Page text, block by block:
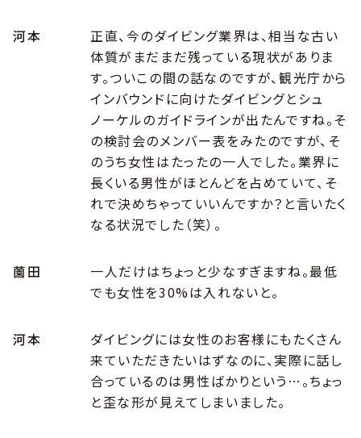
河本
正直、今のダイビング業界は、相当な古い
体質がまだまだ残っている現状がありま
す。ついこの間の話なのですが、観光庁から
インバウンドに向けたダイビングとシュ
ノーケルのガイドラインが出たんですね。そ
の検討会のメンバー表をみたのですが、そ
のうち女性はたったの一人でした。業界に
長くいる男性がほとんどを占めていて、そ
れで決めちゃっていいんですか？と言いたく
なる状況でした（笑）。
薗田
一人だけはちょっと少なすぎますね。最低
でも女性を30%は入れないと。
河本
ダイビングには女性のお客様にもたくさん
来ていただきたいはずなのに、実際に話し
合っているのは男性ばかりという…。ちょっ
と歪な形が見えてしまいました。